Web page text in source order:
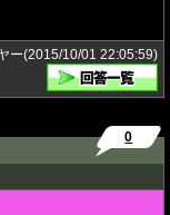
ー(2015/10/01 22:05:59)
0